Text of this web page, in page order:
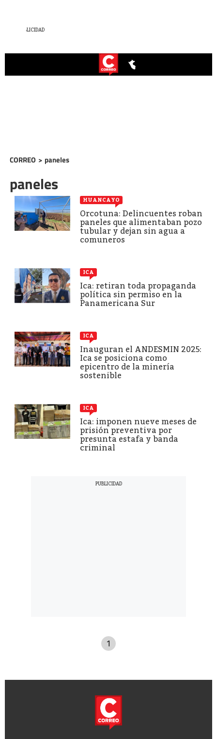
CORREO > paneles
paneles
HUANCAYO
Orcotuna: Delincuentes roban
paneles que alimentaban pozo
tubular y dejan sin agua a
comuneros
ICA
Ica: retiran toda propaganda
política sin permiso en la
Panamericana Sur
ICA
Inauguran el ANDESMIN 2025:
Ica se posiciona como
epicentro de la minería
sostenible
ICA
Ica: imponen nueve meses de
prisión preventiva por
presunta estafa y banda
criminal
1